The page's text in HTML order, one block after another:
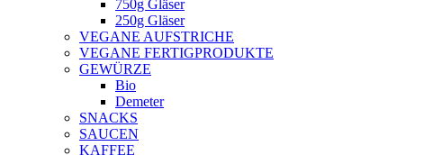
750g Gläser
250g Gläser
VEGANE AUFSTRICHE
VEGANE FERTIGPRODUKTE
GEWÜRZE
Bio
Demeter
SNACKS
SAUCEN
KAFFEE